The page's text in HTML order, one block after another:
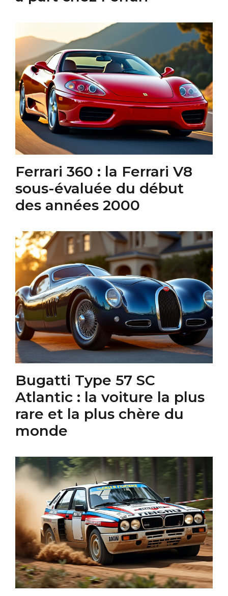
Ferrari 360 : la Ferrari V8
sous-évaluée du début
des années 2000
Bugatti Type 57 SC
Atlantic : la voiture la plus
rare et la plus chère du
monde